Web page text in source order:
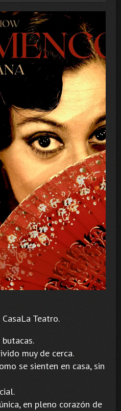
Teatro.
muy de cerca.
se sienten en casa, sin
en pleno corazón de